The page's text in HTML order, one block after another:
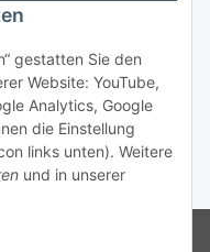
gestatten Sie den
Website: YouTube,
Analytics, Google
die Einstellung
links unten). Weitere
und in unserer